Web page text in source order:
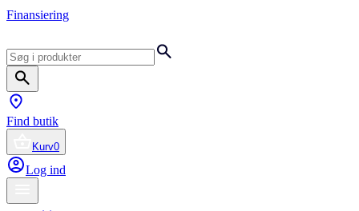
Finansiering
Find butik
Kurv0
Log ind